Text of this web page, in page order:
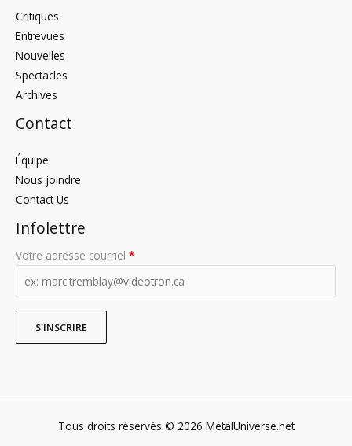
Critiques
Entrevues
Nouvelles
Spectacles
Archives
Contact
Équipe
Nous joindre
Contact Us
Infolettre
Votre adresse courriel *
Tous droits réservés © 2026 MetalUniverse.net